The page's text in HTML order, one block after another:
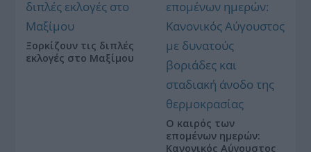
Ξορκίζουν τις διπλές
εκλογές στο Μαξίμου
Ο καιρός των
επομένων ημερών:
Κανονικός Αύγουστος